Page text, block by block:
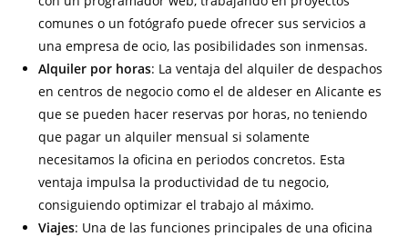
comunes o un fotógrafo puede ofrecer sus servicios a
una empresa de ocio, las posibilidades son inmensas.
Alquiler por horas: La ventaja del alquiler de despachos
en centros de negocio como el de aldeser en Alicante es
que se pueden hacer reservas por horas, no teniendo
que pagar un alquiler mensual si solamente
necesitamos la oficina en periodos concretos. Esta
ventaja impulsa la productividad de tu negocio,
consiguiendo optimizar el trabajo al máximo.
Viajes: Una de las funciones principales de una oficina